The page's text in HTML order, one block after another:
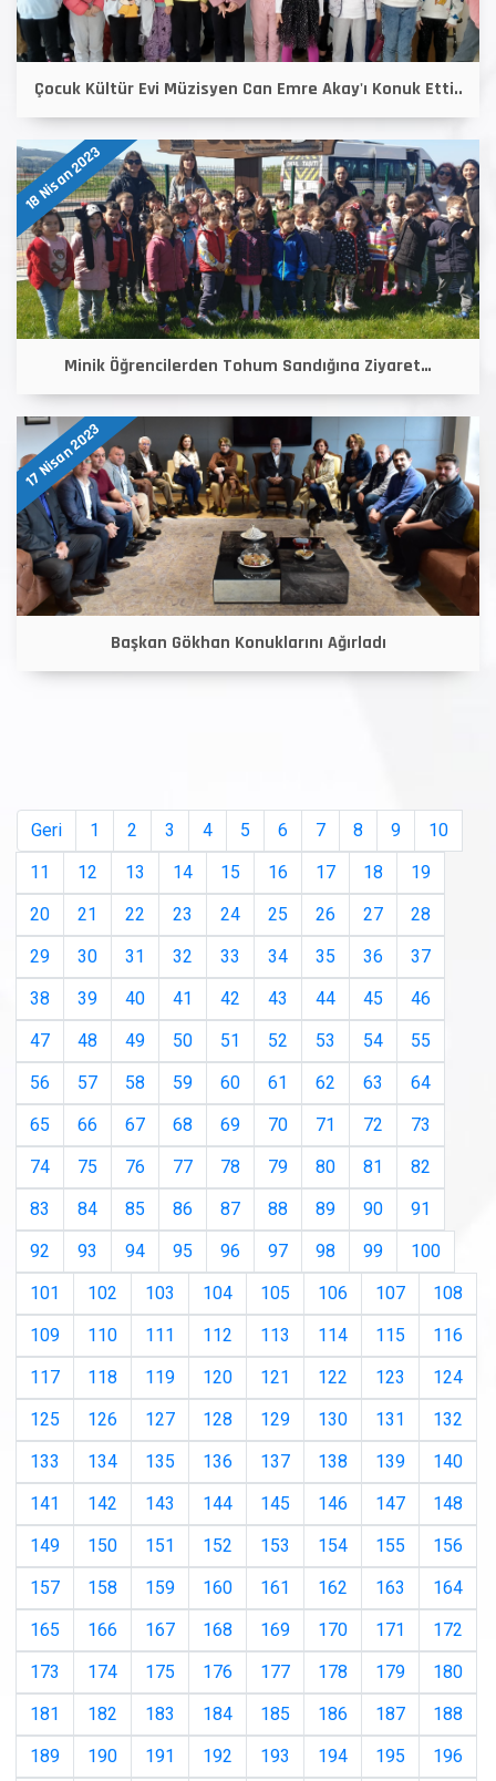
Çocuk Kültür Evi Müzisyen Can Emre Akay'ı Konuk Etti..
18 Nisan 2023
Minik Öğrencilerden Tohum Sandığına Ziyaret…
17 Nisan 2023
Başkan Gökhan Konuklarını Ağırladı
Geri 1 2 3 4 5 6 7 8 9
10
11
12 13 14 15 16 17 18
19
20
21 22 23 24 25 26 27
28
29
30 31 32 33 34 35 36
37
38
39 40 41 42 43 44 45
46
47
48 49 50 51 52 53 54
55
56
57 58 59 60 61 62 63
64
65
66 67 68 69 70 71 72
73
74
75 76 77 78 79 80 81
82
83
84 85 86 87 88 89 90
91
92
93 94 95 96 97 98 99
100
101
102 103 104 105 106 107
108
109
110 111 112 113 114 115
116
117
118 119 120 121 122 123
124
125
126 127 128 129 130 131
132
133
134 135 136 137 138 139
140
141
142 143 144 145 146 147
148
149
150 151 152 153 154 155
156
157
158 159 160 161 162 163
164
165
166 167 168 169 170 171
172
173
174 175 176 177 178 179
180
181
182 183 184 185 186 187
188
189
190 191 192 193 194 195
196